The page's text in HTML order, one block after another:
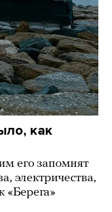
как
его запомнят
электричества,
«Берега»